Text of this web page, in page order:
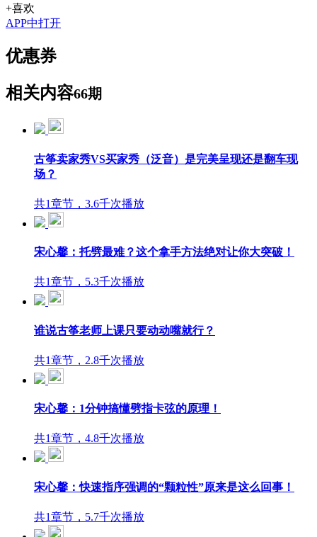
+喜欢
APP中打开
优惠券
相关内容66期
古筝卖家秀VS买家秀（泛音）是完美呈现还是翻车现
场？
共1章节，3.6千次播放
宋心馨：托劈最难？这个拿手方法绝对让你大突破！
共1章节，5.3千次播放
谁说古筝老师上课只要动动嘴就行？
共1章节，2.8千次播放
宋心馨：1分钟搞懂劈指卡弦的原理！
共1章节，4.8千次播放
宋心馨：快速指序强调的“颗粒性”原来是这么回事！
共1章节，5.7千次播放